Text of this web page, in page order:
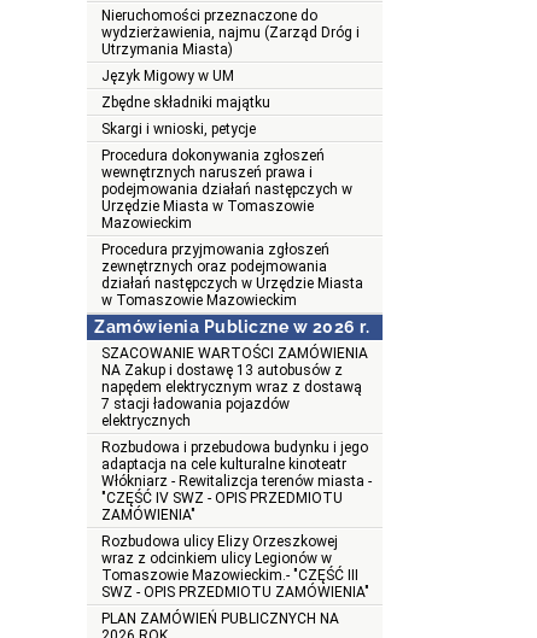
Nieruchomości przeznaczone do
wydzierżawienia, najmu (Zarząd Dróg i
Utrzymania Miasta)
Język Migowy w UM
Zbędne składniki majątku
Skargi i wnioski, petycje
Procedura dokonywania zgłoszeń
wewnętrznych naruszeń prawa i
podejmowania działań następczych w
Urzędzie Miasta w Tomaszowie
Mazowieckim
Procedura przyjmowania zgłoszeń
zewnętrznych oraz podejmowania
działań następczych w Urzędzie Miasta
w Tomaszowie Mazowieckim
Zamówienia Publiczne w 2026 r.
SZACOWANIE WARTOŚCI ZAMÓWIENIA
NA Zakup i dostawę 13 autobusów z
napędem elektrycznym wraz z dostawą
7 stacji ładowania pojazdów
elektrycznych
Rozbudowa i przebudowa budynku i jego
adaptacja na cele kulturalne kinoteatr
Włókniarz - Rewitalizcja terenów miasta -
"CZĘŚĆ IV SWZ - OPIS PRZEDMIOTU
ZAMÓWIENIA"
Rozbudowa ulicy Elizy Orzeszkowej
wraz z odcinkiem ulicy Legionów w
Tomaszowie Mazowieckim.- "CZĘŚĆ III
SWZ - OPIS PRZEDMIOTU ZAMÓWIENIA"
PLAN ZAMÓWIEŃ PUBLICZNYCH NA